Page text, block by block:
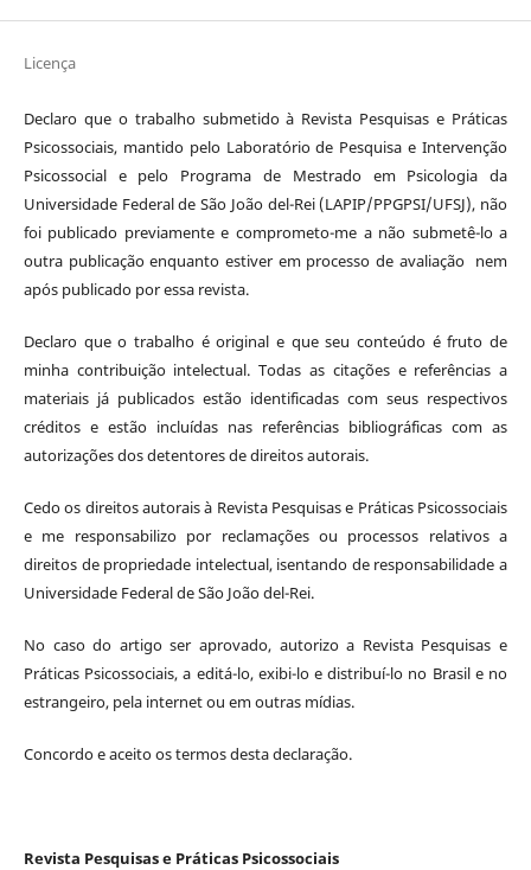
Licença
Declaro que o trabalho submetido à Revista Pesquisas e Práticas
Psicossociais, mantido pelo Laboratório de Pesquisa e Intervenção
Psicossocial e pelo Programa de Mestrado em Psicologia da
Universidade Federal de São João del-Rei (LAPIP/PPGPSI/UFSJ), não
foi publicado previamente e comprometo-me a não submetê-lo a
outra publicação enquanto estiver em processo de avaliação nem
após publicado por essa revista.
Declaro que o trabalho é original e que seu conteúdo é fruto de
minha contribuição intelectual. Todas as citações e referências a
materiais já publicados estão identificadas com seus respectivos
créditos e estão incluídas nas referências bibliográficas com as
autorizações dos detentores de direitos autorais.
Cedo os direitos autorais à Revista Pesquisas e Práticas Psicossociais
e me responsabilizo por reclamações ou processos relativos a
direitos de propriedade intelectual, isentando de responsabilidade a
Universidade Federal de São João del-Rei.
No caso do artigo ser aprovado, autorizo a Revista Pesquisas e
Práticas Psicossociais, a editá-lo, exibi-lo e distribuí-lo no Brasil e no
estrangeiro, pela internet ou em outras mídias.
Concordo e aceito os termos desta declaração.
Revista Pesquisas e Práticas Psicossociais